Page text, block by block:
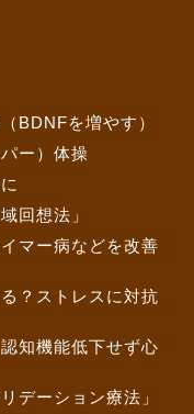
BDNFを増やす）
ー）体操
回想法」
マー病などを改善
？ストレスに対抗
知機能低下せず心
デーション療法」